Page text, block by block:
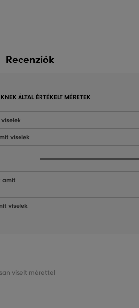
Recenziók
ÁLTAL ÉRTÉKELT MÉRETEK
viselek
amit
viselek
viselt mérettel